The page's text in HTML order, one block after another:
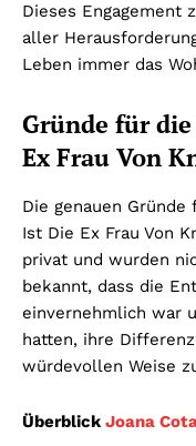
Dieses Engagement
aller
Leben immer das
Gründe für
Ex Frau Von
Die genauen
Ist Die Ex Frau Von
privat und wurden
bekannt, dass die
einvernehmlich war
hatten, ihre
würdevollen Weise
Überblick Joana